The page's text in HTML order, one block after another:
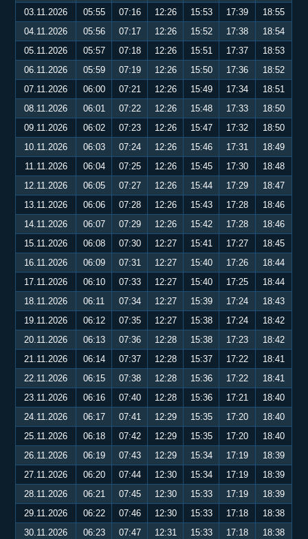
03.11.2026 05:55 07:16 12:26 15:53 17:39
18:55
04.11.2026
05:56 07:17 12:26 15:52 17:38
18:54
05.11.2026
05:57 07:18 12:26 15:51 17:37
18:53
06.11.2026
05:59 07:19 12:26 15:50 17:36
18:52
07.11.2026
06:00 07:21 12:26 15:49 17:34
18:51
08.11.2026
06:01 07:22 12:26 15:48 17:33
18:50
09.11.2026
06:02 07:23 12:26 15:47 17:32
18:50
10.11.2026
06:03 07:24 12:26 15:46 17:31
18:49
11.11.2026
06:04 07:25 12:26 15:45 17:30
18:48
12.11.2026
06:05 07:27 12:26 15:44 17:29
18:47
13.11.2026
06:06 07:28 12:26 15:43 17:28
18:46
14.11.2026
06:07 07:29 12:26 15:42 17:28
18:46
15.11.2026
06:08 07:30 12:27 15:41 17:27
18:45
16.11.2026
06:09 07:31 12:27 15:40 17:26
18:44
17.11.2026
06:10 07:33 12:27 15:40 17:25
18:44
18.11.2026
06:11 07:34 12:27 15:39 17:24
18:43
19.11.2026
06:12 07:35 12:27 15:38 17:24
18:42
20.11.2026
06:13 07:36 12:28 15:38 17:23
18:42
21.11.2026
06:14 07:37 12:28 15:37 17:22
18:41
22.11.2026
06:15 07:38 12:28 15:36 17:22
18:41
23.11.2026
06:16 07:40 12:28 15:36 17:21
18:40
24.11.2026
06:17 07:41 12:29 15:35 17:20
18:40
25.11.2026
06:18 07:42 12:29 15:35 17:20
18:40
26.11.2026
06:19 07:43 12:29 15:34 17:19
18:39
27.11.2026
06:20 07:44 12:30 15:34 17:19
18:39
28.11.2026
06:21 07:45 12:30 15:33 17:19
18:39
29.11.2026
06:22 07:46 12:30 15:33 17:18
18:38
30.11.2026
06:23 07:47 12:31 15:33 17:18
18:38